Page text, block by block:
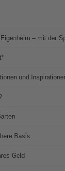
– mit der
und
Basis
Geld